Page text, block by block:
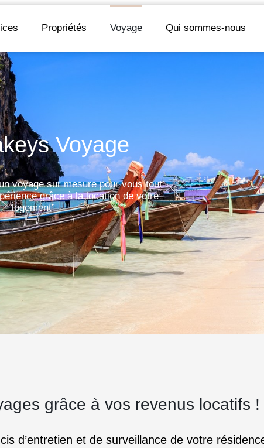
Propriétés Voyage Qui sommes-nous
Voyage
voyage sur mesure pour vous tout
grâce à la location de votre
logement”
grâce à vos revenus locatifs !
d’entretien et de surveillance de votre